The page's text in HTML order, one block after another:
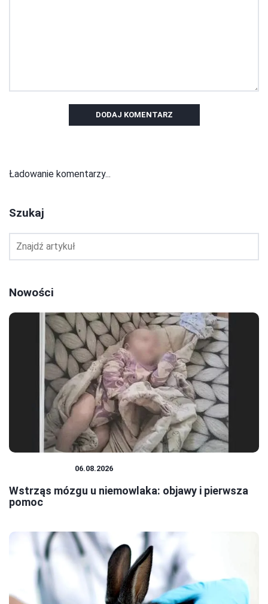
DODAJ KOMENTARZ
Ładowanie komentarzy...
Szukaj
Nowości
06.08.2026
Wstrząs mózgu u niemowlaka: objawy i pierwsza
pomoc